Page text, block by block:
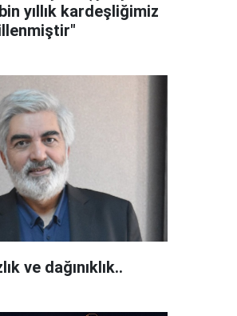
yıllık kardeşliğimiz
ve dağınıklık..